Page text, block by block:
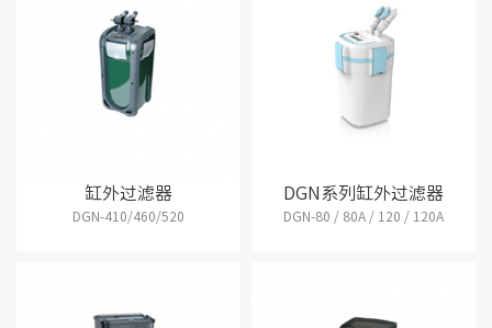
缸外过滤器
DGN-410/460/520
DGN系列缸外过滤器
DGN-80 / 80A / 120 / 120A